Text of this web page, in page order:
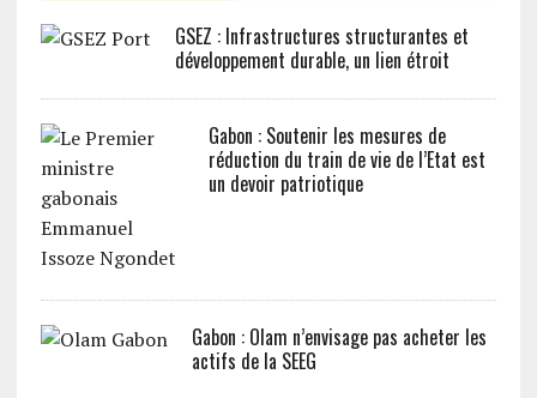
GSEZ : Infrastructures structurantes et
développement durable, un lien étroit
Gabon : Soutenir les mesures de
réduction du train de vie de l’Etat est
un devoir patriotique
Gabon : Olam n’envisage pas acheter les
actifs de la SEEG